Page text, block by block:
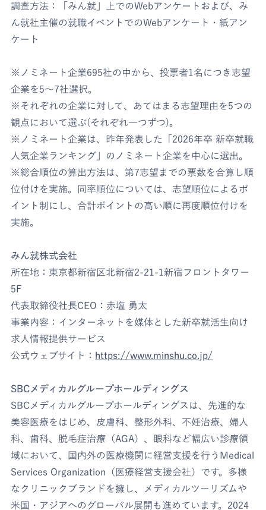
調査方法：「みん就」上でのWebアンケートおよび、み
ん就社主催の就職イベントでのWebアンケート・紙アン
ケート
※ノミネート企業695社の中から、投票者1名につき志望
企業を5～7社選択。
※それぞれの企業に対して、あてはまる志望理由を5つの
観点において選ぶ(それぞれ一つずつ)。
※ノミネート企業は、昨年発表した「2026年卒 新卒就職
人気企業ランキング」のノミネート企業を中心に選出。
※総合順位の算出方法は、第7志望までの票数を合算し順
位付けを実施。同率順位については、志望順位によるポ
イント制にし、合計ポイントの高い順に再度順位付けを
実施。
みん就株式会社
所在地：東京都新宿区北新宿2-21-1新宿フロントタワー
5F
代表取締役社長CEO：赤塩 勇太
事業内容：インターネットを媒体とした新卒就活生向け
求人情報提供サービス
公式ウェブサイト： https://www.minshu.co.jp/
SBCメディカルグループホールディングス
SBCメディカルグループホールディングスは、先進的な
美容医療をはじめ、皮膚科、整形外科、不妊治療、婦人
科、歯科、脱毛症治療（AGA）、眼科など幅広い診療領
域において、国内外の医療機関に経営支援を行うMedical
Services Organization（医療経営支援会社）です。多様
なクリニックブランドを擁し、メディカルツーリズムや
米国・アジアへのグローバル展開も進めています。2024